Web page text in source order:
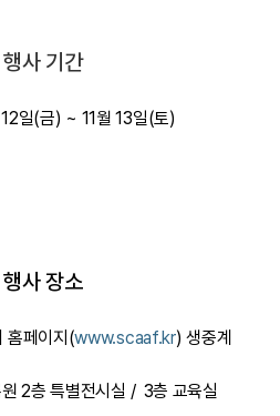
행사 기간
일(금) ~ 11월 13일(토)
행사 장소
홈페이지(www.scaaf.kr) 생중계
2층 특별전시실 / 3층 교육실